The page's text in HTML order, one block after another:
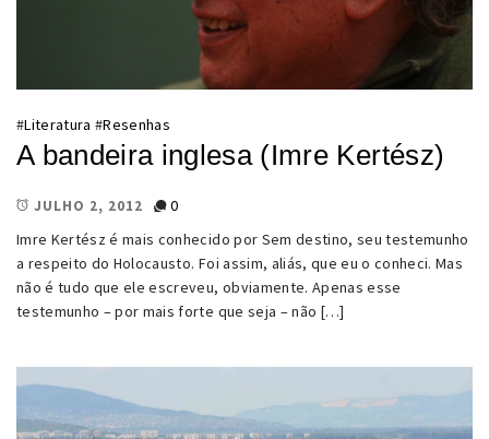
#Literatura #Resenhas
A bandeira inglesa (Imre Kertész)
JULHO 2, 2012
0
Imre Kertész é mais conhecido por Sem destino, seu testemunho
a respeito do Holocausto. Foi assim, aliás, que eu o conheci. Mas
não é tudo que ele escreveu, obviamente. Apenas esse
testemunho – por mais forte que seja – não […]